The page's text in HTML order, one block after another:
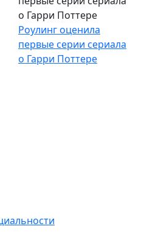
Роулинг оценила
первые серии сериала
о Гарри Поттере